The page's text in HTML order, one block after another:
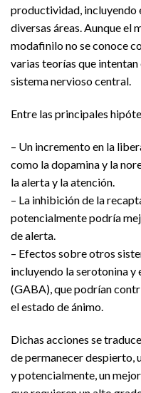
productividad, incluyendo
diversas áreas. Aunque el
modafinilo no se conoce
varias teorías que
sistema nervioso central.
Entre las principales
– Un incremento en la
como la dopamina y la
la alerta y la atención.
– La inhibición de la
potencialmente podría
de alerta.
– Efectos sobre otros
incluyendo la serotonina
(GABA), que podrían
el estado de ánimo.
Dichas acciones se
de permanecer despierto,
y potencialmente, un